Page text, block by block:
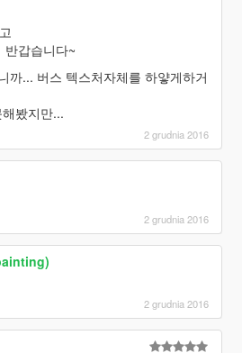
반갑습니다~
까... 버스 텍스처자체를 하얗게하거
봤지만...
2 grudnia 2016
2 grudnia 2016
2 grudnia 2016